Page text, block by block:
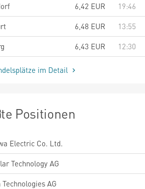
6,42 EUR
19:46
6,48 EUR
13:55
6,43 EUR 12:30
im Detail
Positionen
Electric Co. Ltd.
Technology AG
AG